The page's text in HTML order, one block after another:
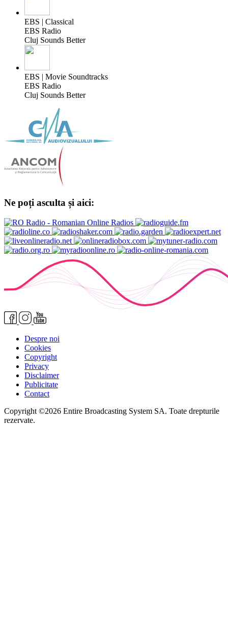
EBS | Classical
EBS Radio
Cluj Sounds Better
EBS | Movie Soundtracks
EBS Radio
Cluj Sounds Better
Ne poți asculta și aici:
Despre noi
Cookies
Copyright
Privacy
Disclaimer
Publicitate
Contact
Copyright ©2026 Entire Broadcasting System SA. Toate drepturile
rezervate.